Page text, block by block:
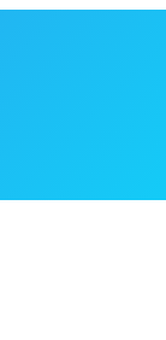
phú chủng loại